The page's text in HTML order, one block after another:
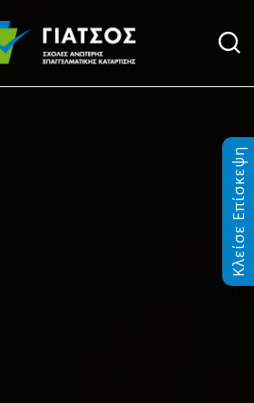
Κλείσε Επίσκεψη